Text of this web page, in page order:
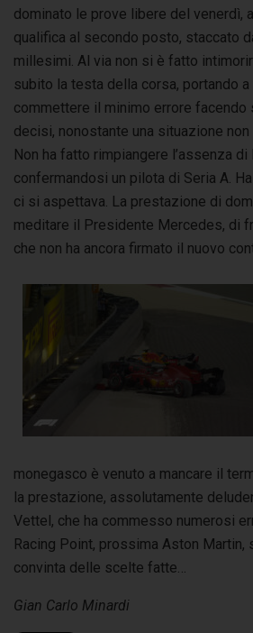
dominato le prove libere del venerdì,
qualifica al secondo posto, staccato
millesimi. Al via non si è fatto
subito la testa della corsa, portando
commettere il minimo errore
decisi, nonostante una situazione
Non ha fatto rimpiangere l’assenza
confermandosi un pilota di Seria A.
ci si aspettava. La prestazione di
meditare il Presidente Mercedes, di
che non ha ancora firmato il nuovo
monegasco è venuto a mancare il
la prestazione, assolutamente
Vettel, che ha commesso numerosi
Racing Point, prossima Aston Martin,
convinta delle scelte fatte…
Gian Carlo Minardi